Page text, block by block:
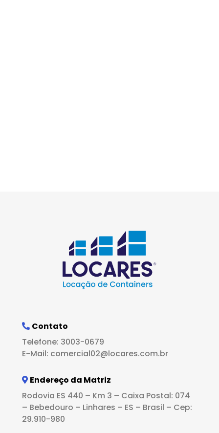
Contato
Telefone: 3003-0679
E-Mail: comercial02@locares.com.br
Endereço da Matriz
Rodovia ES 440 – Km 3 – Caixa Postal: 074
– Bebedouro – Linhares – ES – Brasil – Cep:
29.910-980